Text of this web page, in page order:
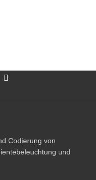
Codierung von
und